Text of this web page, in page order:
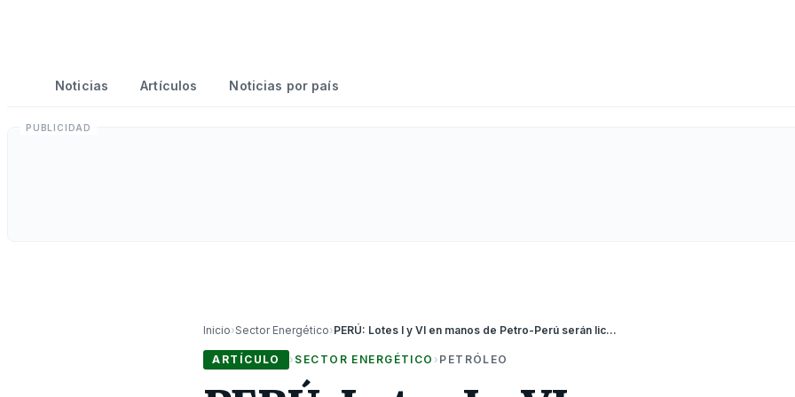
Noticias Artículos Noticias por país
Inicio›Sector Energético› PERÚ: Lotes I y VI en manos de Petro-Perú serán licitados el 17 de febrero del 2025
ARTÍCULO › SECTOR ENERGÉTICO › PETRÓLEO